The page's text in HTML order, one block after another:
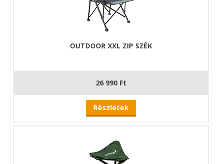
OUTDOOR XXL ZIP SZÉK
26 990 Ft
Részletek